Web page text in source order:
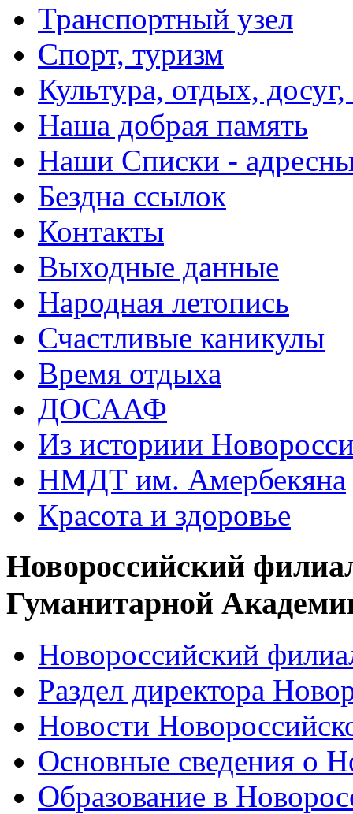
Транспортный узел
Спорт, туризм
Культура, отдых,
Наша добрая память
Наши Списки -
Бездна ссылок
Контакты
Выходные данные
Народная летопись
Счастливые каникулы
Время отдыха
ДОСААФ
Из историии
НМДТ им. Амербекяна
Красота и здоровье
Новороссийский
Гуманитарной
Новороссийский
Раздел директора
Новости
Основные сведения о
Образование в